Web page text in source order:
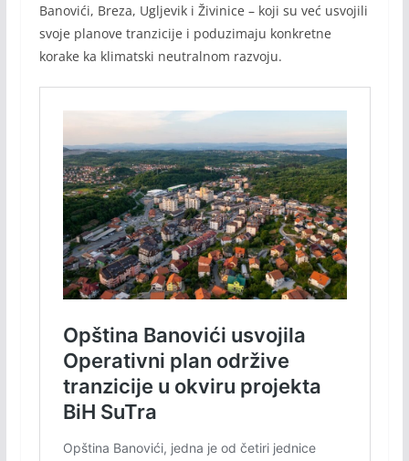
Banovići, Breza, Ugljevik i Živinice – koji su već usvojili
svoje planove tranzicije i poduzimaju konkretne
korake ka klimatski neutralnom razvoju.